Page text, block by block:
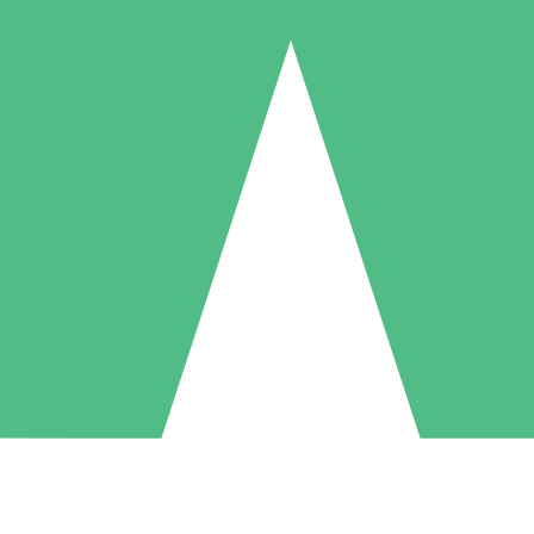
Individuele Creditpakketten
per gebruik met downloadtegoeden. Geen maandelijkse verplichting
5 Downloaden
US$